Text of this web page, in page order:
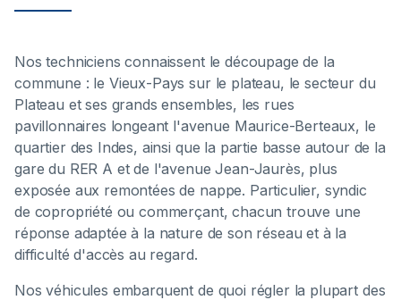
Nos techniciens connaissent le découpage de la
commune : le Vieux-Pays sur le plateau, le secteur du
Plateau et ses grands ensembles, les rues
pavillonnaires longeant l'avenue Maurice-Berteaux, le
quartier des Indes, ainsi que la partie basse autour de la
gare du RER A et de l'avenue Jean-Jaurès, plus
exposée aux remontées de nappe. Particulier, syndic
de copropriété ou commerçant, chacun trouve une
réponse adaptée à la nature de son réseau et à la
difficulté d'accès au regard.
Nos véhicules embarquent de quoi régler la plupart des